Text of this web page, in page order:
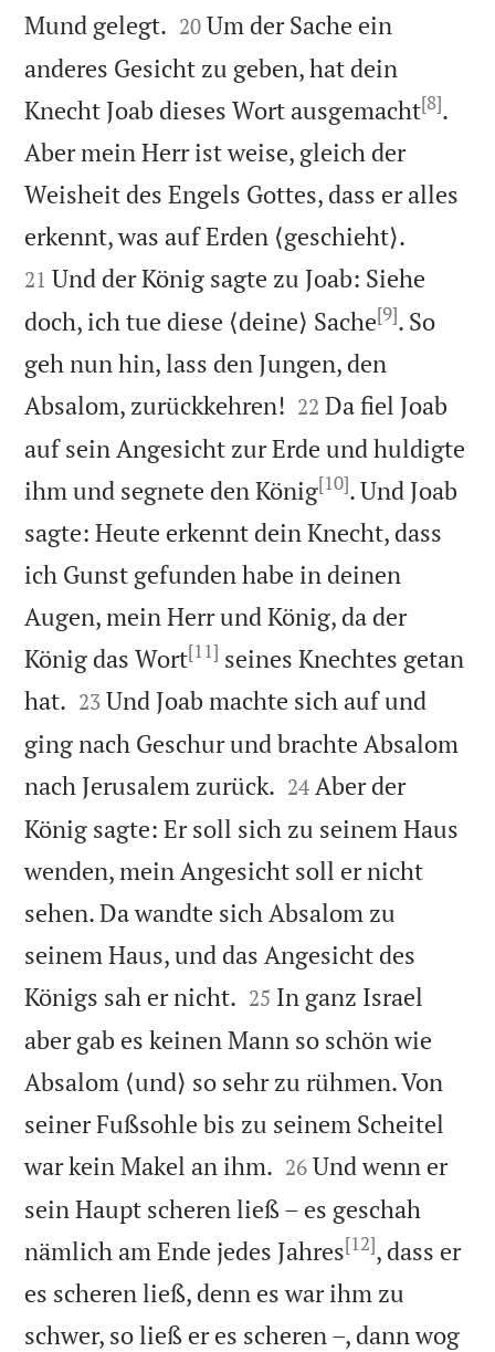
Mund gelegt. 

20 Um der Sache ein
anderes Gesicht zu geben, hat dein
Knecht Joab dieses Wort ausgemacht[8].
Aber mein Herr ist weise, gleich der
Weisheit des Engels Gottes, dass er alles
erkennt, was auf Erden ⟨geschieht⟩.
21 Und der König sagte zu Joab: Siehe
doch, ich tue diese ⟨deine⟩ Sache[9]. So
geh nun hin, lass den Jungen, den
Absalom, zurückkehren! 

22 Da fiel Joab
auf sein Angesicht zur Erde und huldigte
ihm und segnete den König[10]. Und Joab
sagte: Heute erkennt dein Knecht, dass
ich Gunst gefunden habe in deinen
Augen, mein Herr und König, da der
König das Wort[11] seines Knechtes getan
hat. 

23 Und Joab machte sich auf und
ging nach Geschur und brachte Absalom
nach Jerusalem zurück. 

24 Aber der
König sagte: Er soll sich zu seinem Haus
wenden, mein Angesicht soll er nicht
sehen. Da wandte sich Absalom zu
seinem Haus, und das Angesicht des
Königs sah er nicht. 

25 In ganz Israel
aber gab es keinen Mann so schön wie
Absalom ⟨und⟩ so sehr zu rühmen. Von
seiner Fußsohle bis zu seinem Scheitel
war kein Makel an ihm. 

26 Und wenn er
sein Haupt scheren ließ – es geschah
nämlich am Ende jedes Jahres[12], dass er
es scheren ließ, denn es war ihm zu
schwer, so ließ er es scheren –, dann wog